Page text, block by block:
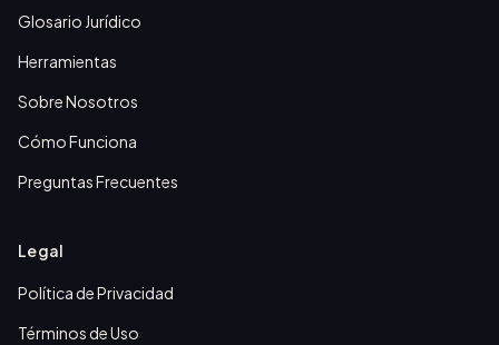
Glosario Jurídico
Herramientas
Sobre Nosotros
Cómo Funciona
Preguntas Frecuentes
Legal
Política de Privacidad
Términos de Uso